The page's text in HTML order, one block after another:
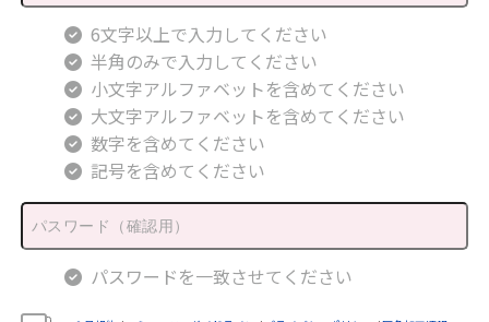
6文字以上で入力してください
半角のみで入力してください
小文字アルファベットを含めてください
大文字アルファベットを含めてください
数字を含めてください
記号を含めてください
パスワードを一致させてください